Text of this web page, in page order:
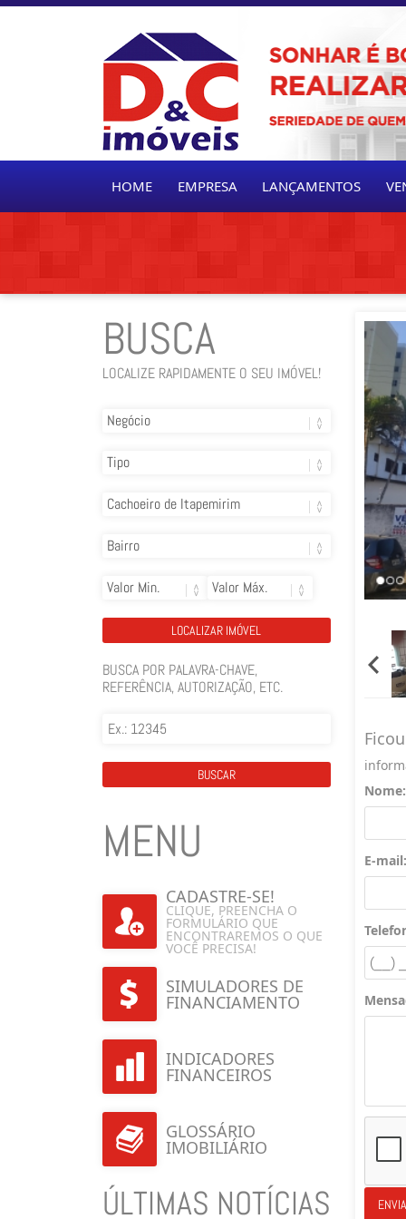
HOME EMPRESA LANÇAMENTOS
BUSCA
LOCALIZE RAPIDAMENTE O SEU IMÓVEL!
BUSCA POR PALAVRA-CHAVE,
REFERÊNCIA, AUTORIZAÇÃO, ETC.
MENU
CADASTRE-SE!
CLIQUE, PREENCHA O
FORMULÁRIO QUE
ENCONTRAREMOS O QUE
VOCÊ PRECISA!
SIMULADORES DE
FINANCIAMENTO
INDICADORES
FINANCEIROS
GLOSSÁRIO
IMOBILIÁRIO
ÚLTIMAS NOTÍCIAS
Nome:
E-